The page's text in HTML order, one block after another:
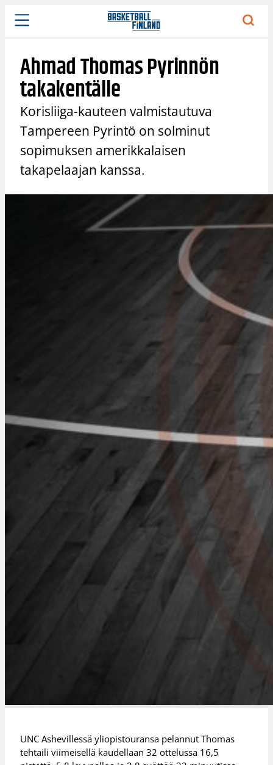
Siirry
sisältöön
Ahmad Thomas Pyrinnön
takakentälle
Korisliiga-kauteen valmistautuva
Tampereen Pyrintö on solminut
sopimuksen amerikkalaisen
takapelaajan kanssa.
UNC Ashevillessä yliopistouransa pelannut Thomas
tehtaili viimeisellä kaudellaan 32 ottelussa 16,5